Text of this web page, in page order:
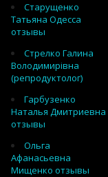
Старущенко
Татьяна Одесса
отзывы
Стрелко Галина
Володимирівна
(репродуктолог)
Гарбузенко
Наталья Дмитриевна
отзывы
Ольга
Афанасьевна
Мищенко отзывы